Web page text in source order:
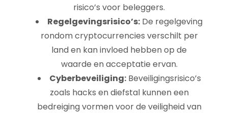
risico’s voor beleggers.
Regelgevingsrisico’s: De regelgeving
rondom cryptocurrencies verschilt per
land en kan invloed hebben op de
waarde en acceptatie ervan.
Cyberbeveiliging:Beveiligingsrisico’s
zoals hacks en diefstal kunnen een
bedreiging vormen voor de veiligheid van